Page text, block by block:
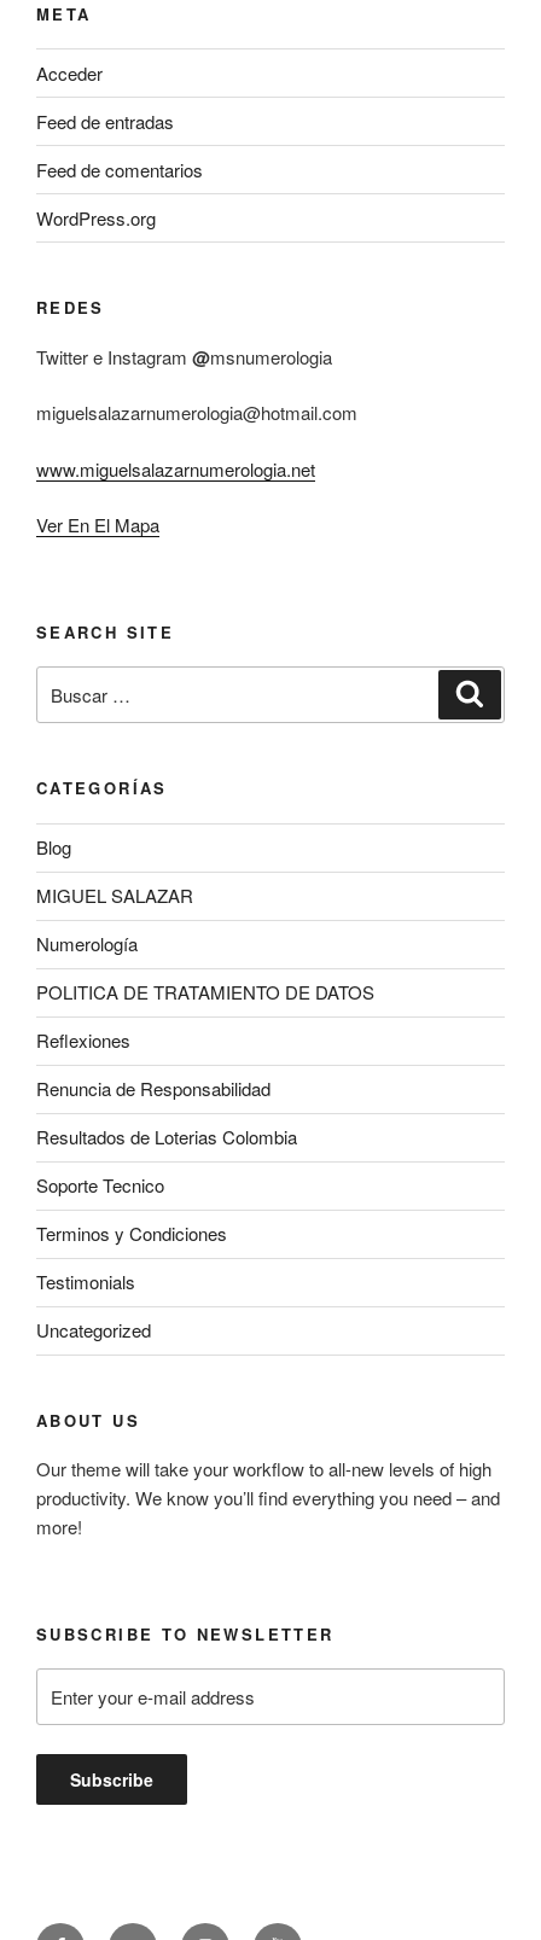
META
Acceder
Feed de entradas
Feed de comentarios
WordPress.org
REDES
Twitter e Instagram @msnumerologia
miguelsalazarnumerologia@hotmail.com
www.miguelsalazarnumerologia.net
Ver En El Mapa
SEARCH SITE
por:
CATEGORÍAS
Blog
MIGUEL SALAZAR
Numerología
POLITICA DE TRATAMIENTO DE DATOS
Reflexiones
Renuncia de Responsabilidad
Resultados de Loterias Colombia
Soporte Tecnico
Terminos y Condiciones
Testimonials
Uncategorized
ABOUT US
Our theme will take your workflow to all-new levels of high
productivity. We know you’ll find everything you need – and
more!
SUBSCRIBE TO NEWSLETTER